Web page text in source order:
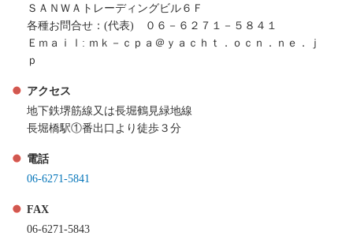
ＳＡＮＷＡトレーディングビル６Ｆ
各種お問合せ：(代表) ０６－６２７１－５８４１
Ｅｍａｉｌ: ｍｋ－ｃｐａ＠ｙａｃｈｔ．ｏｃｎ．ｎｅ．ｊ
ｐ
アクセス
地下鉄堺筋線又は長堀鶴見緑地線
長堀橋駅①番出口より徒歩３分
電話
06-6271-5841
FAX
06-6271-5843